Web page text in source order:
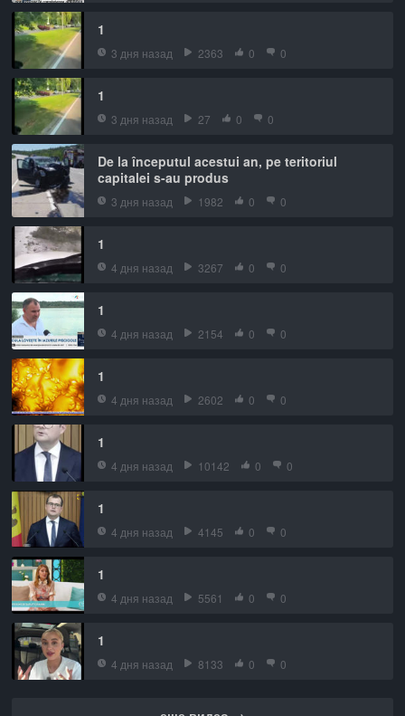
1
3 дня назад 2363 0 0
1
3 дня назад 27 0 0
De la începutul acestui an, pe teritoriul
capitalei s-au produs
3 дня назад 1982 0 0
1
4 дня назад 3267 0 0
1
4 дня назад 2154 0 0
1
4 дня назад 2602 0 0
1
4 дня назад 10142 0 0
1
4 дня назад 4145 0 0
1
4 дня назад 5561 0 0
1
4 дня назад 8133 0 0